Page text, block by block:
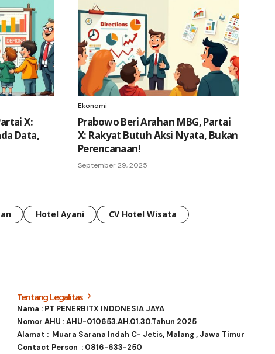
X:
Data,
Ekonomi
Prabowo Beri Arahan MBG, Partai
X: Rakyat Butuh Aksi Nyata, Bukan
Perencanaan!
September 29, 2025
Hotel Ayani CV Hotel Wisata
Tentang Legalitas
Nama : PT PENERBITX INDONESIA JAYA
Nomor AHU : AHU-010653.AH.01.30.Tahun 2025
Alamat : Muara Sarana Indah C- Jetis, Malang , Jawa Timur
Contact Person : 0816-633-250